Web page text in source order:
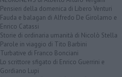
Pensieri della domenica di Libero Venturi
Fauda e balagan di Alfredo De Girolamo e
Enrico Catassi
Storie di ordinaria umanità di Nicolò Stella
Parole in viaggio di Tito Barbini
Turbative di Franco Bonciani
Lo scrittore sfigato di Enrico Guerrini e
Gordiano Lupi